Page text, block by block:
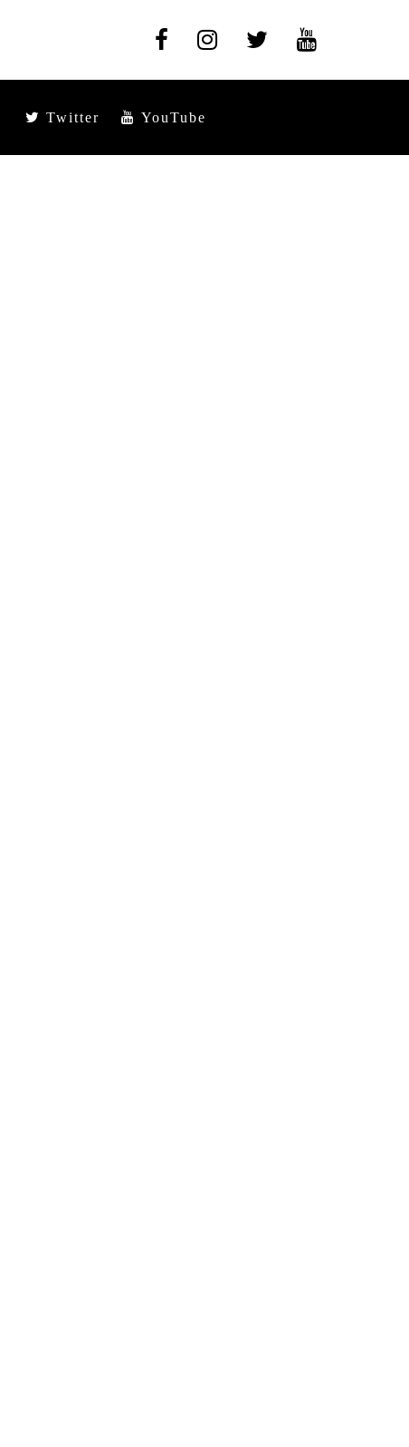
Twitter YouTube